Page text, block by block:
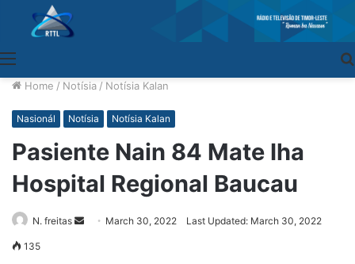
Home / Notísia / Notísia Kalan
Nasionál Notísia Notísia Kalan
Pasiente Nain 84 Mate Iha
Hospital Regional Baucau
N. freitas
SendMarch 30, 2022 Last Updated: March 30, 2022
135